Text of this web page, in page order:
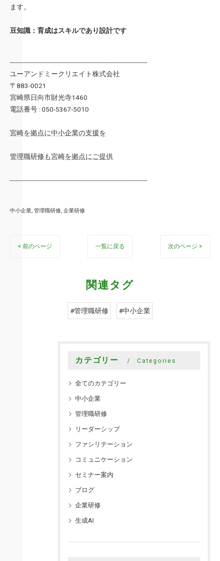
ます。
豆知識：育成はスキルであり設計です
----------------------------------------------------------------------
ユーアンドミークリエイト株式会社
〒883-0021
宮崎県日向市財光寺1460
電話番号 : 050-5367-5010
宮崎を拠点に中小企業の支援を
管理職研修も宮崎を拠点にご提供
----------------------------------------------------------------------
中小企業 管理職研修 企業研修
< 前のページ 一覧に戻る 次のページ >
関連タグ
#管理職研修 #中小企業
カテゴリー Categories
全てのカテゴリー
中小企業
管理職研修
リーダーシップ
ファシリテーション
コミュニケーション
セミナー案内
ブログ
企業研修
生成AI